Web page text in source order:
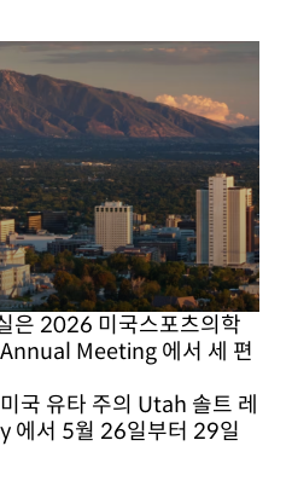
은 2026 미국스포츠의학
Meeting 에서 세 편
국 유타 주의 Utah 솔트 레
에서 5월 26일부터 29일